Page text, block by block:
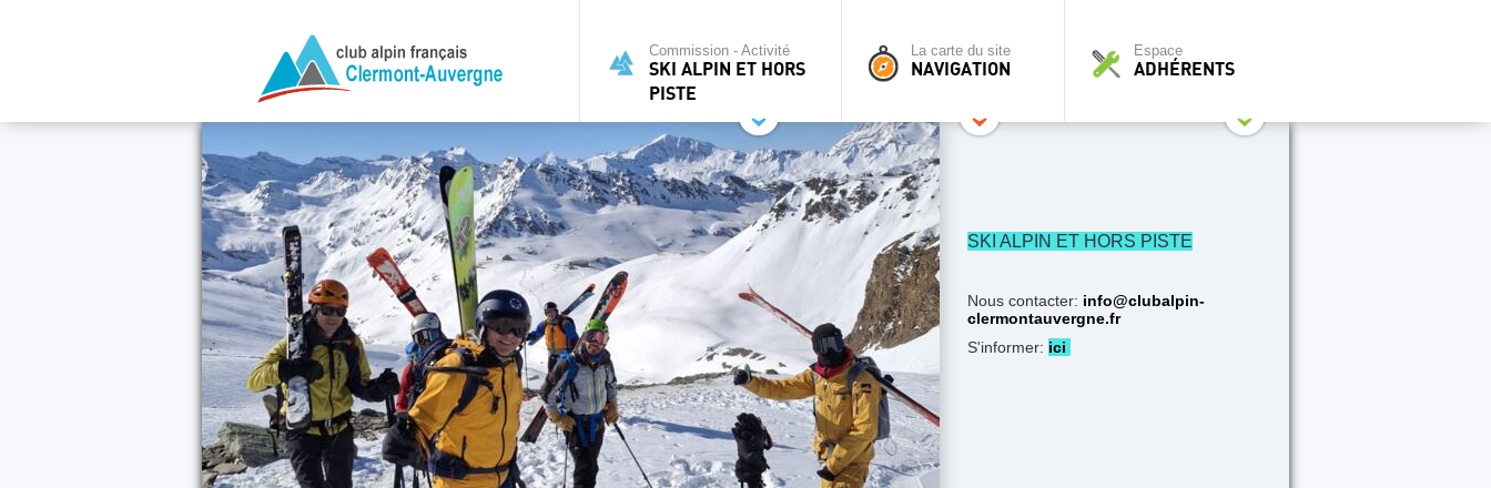
Commission - Activité
SKI ALPIN ET HORS
PISTE
La carte du site
NAVIGATION
Espace
ADHÉRENTS
SKI ALPIN ET HORS PISTE
Nous contacter: info@clubalpin-
clermontauvergne.fr
S'informer: ici